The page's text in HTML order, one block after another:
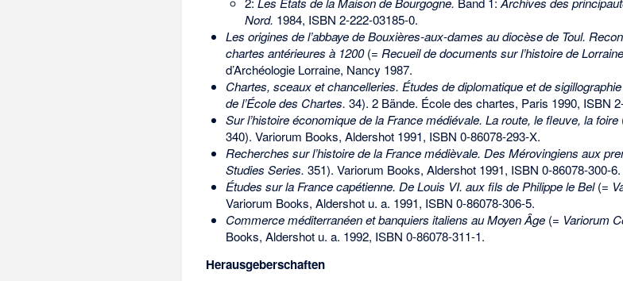
Nord. 1984, ISBN 2-222-03185-0.
Les origines de l’abbaye de Bouxières-aux-dames au diocèse de Toul.
chartes antérieures à 1200(= Recueil de documents sur l’histoire de
d’Archéologie Lorraine, Nancy 1987.
Chartes, sceaux et chancelleries. Études de diplomatique et de
de l’École des Chartes. 34). 2 Bände. École des chartes, Paris 1990, ISBN
Sur l’histoire économique de la France médiévale. La route, le fleuve, la foire
340). Variorum Books, Aldershot 1991, ISBN 0-86078-293-X.
Recherches sur l’histoire de la France médièvale. Des Mérovingiens aux
Studies Series. 351). Variorum Books, Aldershot 1991, ISBN 0-86078-300-6.
Études sur la France capétienne. De Louis VI. aux fils de Philippe le Bel(=
Variorum Books, Aldershot u. a. 1991, ISBN 0-86078-306-5.
Commerce méditerranéen et banquiers italiens au Moyen Âge(= Variorum
Books, Aldershot u. a. 1992, ISBN 0-86078-311-1.
Herausgeberschaften